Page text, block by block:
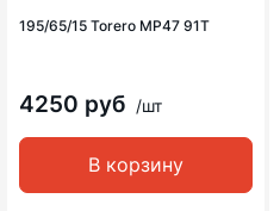
195/65/15 Torero MP47 91T
4250 руб /шт
В корзину